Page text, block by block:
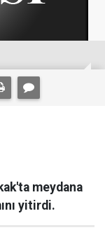
meydana
yitirdi.